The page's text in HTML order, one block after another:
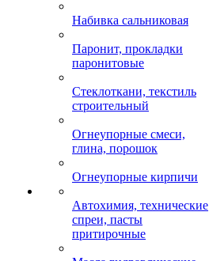
Набивка сальниковая
Паронит, прокладки
паронитовые
Стеклоткани, текстиль
строительный
Огнеупорные смеси,
глина, порошок
Огнеупорные кирпичи
Автохимия, технические
спреи, пасты
притирочные